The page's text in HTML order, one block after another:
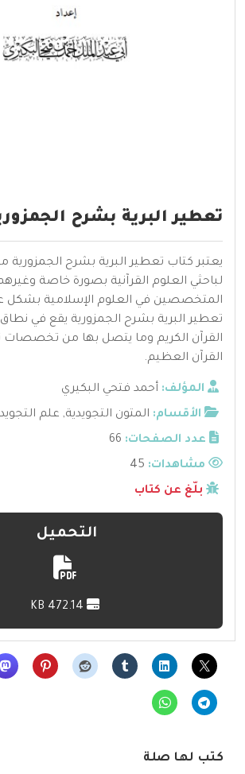
تعطير البرية بشرح
يعتبر كتاب تعطير البرية بشرح الجمزورية
لباحثي العلوم القرآنية بصورة خاصة
المتخصصين في العلوم الإسلامية بشكل
تعطير البرية بشرح الجمزورية يقع في
القرآن الكريم وما يتصل بها من تخصصات
القرآن العظيم.
المؤلف: أحمد فتحي البكيري
الأقسام: المتون التجويدية, علم التجويد
عدد الصفحات: 66
مشاهدات:
بلّغ عن كتاب
التحميل
كتب لها صلة